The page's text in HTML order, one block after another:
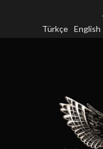
Türkçe
English